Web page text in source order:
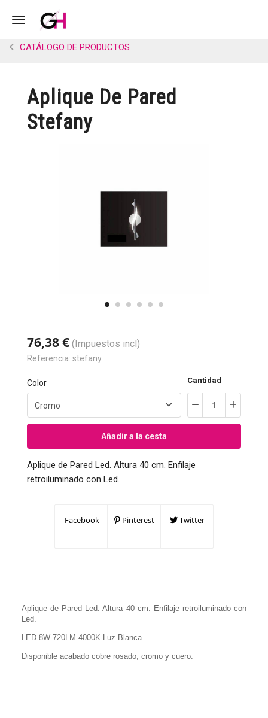
Toggle navigation
CATÁLOGO DE PRODUCTOS
Aplique De Pared
Stefany
76,38 € (Impuestos incl)
Referencia: stefany
Color Cantidad
Añadir a la cesta
Aplique de Pared Led. Altura 40 cm. Enfilaje
retroiluminado con Led.
Facebook Pinterest Twitter
Aplique de Pared Led. Altura 40 cm. Enfilaje retroiluminado con
Led.
LED 8W 720LM 4000K Luz Blanca.
Disponible acabado cobre rosado, cromo y cuero.